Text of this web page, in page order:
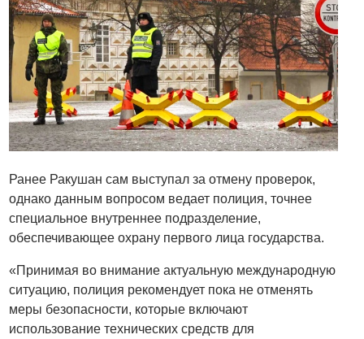
Ранее Ракушан сам выступал за отмену проверок,
однако данным вопросом ведает полиция, точнее
специальное внутреннее подразделение,
обеспечивающее охрану первого лица государства.
«Принимая во внимание актуальную международную
ситуацию, полиция рекомендует пока не отменять
меры безопасности, которые включают
использование технических средств для